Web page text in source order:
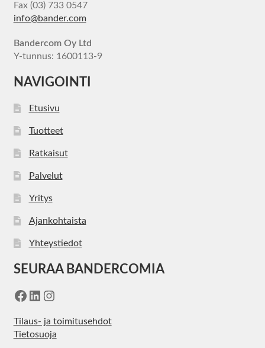
Fax (03) 733 0547
info@bander.com
Bandercom Oy Ltd
Y-tunnus: 1600113-9
NAVIGOINTI
Etusivu
Tuotteet
Ratkaisut
Palvelut
Yritys
Ajankohtaista
Yhteystiedot
SEURAA BANDERCOMIA
Facebook
LinkedIn
Instagram
Tilaus- ja toimitusehdot
Tietosuoja